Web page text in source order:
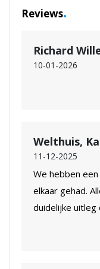
Reviews.
Richard
10-01-2026
Welthuis,
11-12-2025
We hebben
elkaar gehad.
duidelijke uitleg